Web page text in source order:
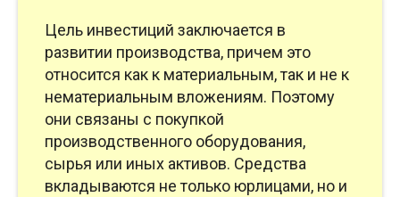
Цель инвестиций заключается в
развитии производства, причем это
относится как к материальным, так и не к
нематериальным вложениям. Поэтому
они связаны с покупкой
производственного оборудования,
сырья или иных активов. Средства
вкладываются не только юрлицами, но и